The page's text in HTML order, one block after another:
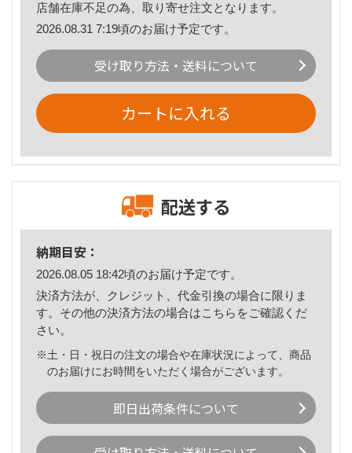
店舗在庫不足の為、取り寄せ注文となります。
2026.08.31 7:19頃のお届け予定です。
受け取り方法・送料について
カートに入れる
配送する
納期目安：
2026.08.05 18:42頃のお届け予定です。
決済方法が、クレジット、代金引換の場合に限りま
す。その他の決済方法の場合はこちら をご確認くだ
さい。
※土・日・祝日の注文の場合や在庫状況によって、商品
のお届けにお時間をいただく場合がございます。
即日出荷条件について